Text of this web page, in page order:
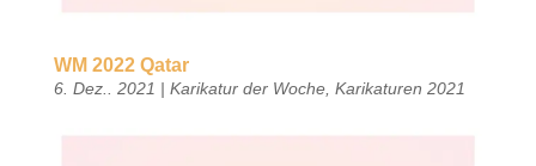
WM 2022 Qatar
6. Dez.. 2021 | Karikatur der Woche, Karikaturen 2021